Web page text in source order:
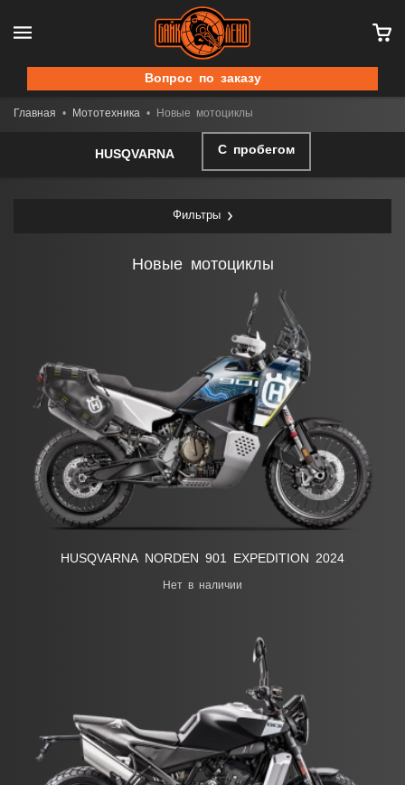
Вопрос по заказу
Главная Мототехника Новые мотоциклы
HUSQVARNA С пробегом
Фильтры
Новые мотоциклы
HUSQVARNA NORDEN 901 EXPEDITION 2024
Нет в наличии